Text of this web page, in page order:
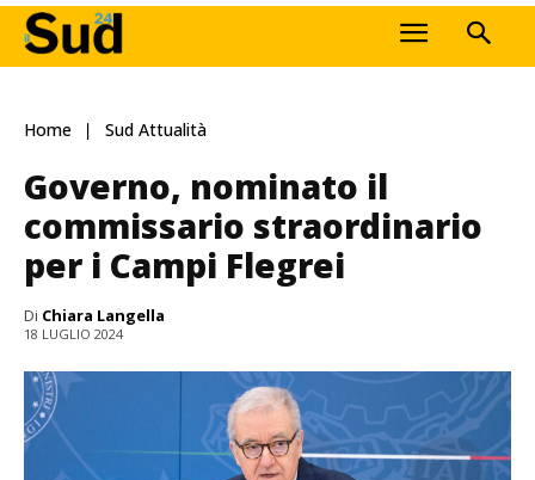
Home Sud Attualità
Governo, nominato il
commissario straordinario
per i Campi Flegrei
Di Chiara Langella
18 LUGLIO 2024